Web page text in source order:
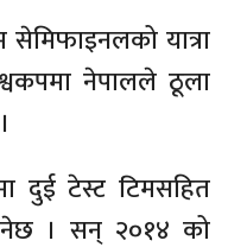
यात्रा
नेपालले ठूला
दुई टेस्ट टिमसहित
। सन् २०१४ को